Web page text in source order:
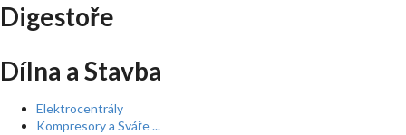
Digestoře
Dílna a Stavba
Elektrocentrály
Kompresory a Sváře ...